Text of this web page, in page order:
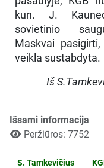
kun. J.
sovietinio
Maskvai
veikla sustabdyta.
Iš
Išsami informacija
Peržiūros: 7752
S. Tamkevičius